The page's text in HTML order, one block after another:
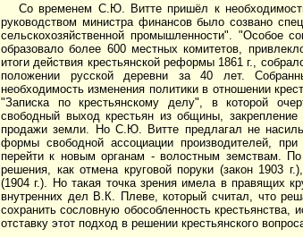
Со временем С.Ю. Витте пришёл к
руководством министра финансов было созвано
сельскохозяйственной промышленности". "Особое
образовало более 600 местных комитетов,
итоги действия крестьянской реформы 1861 г.,
положении русской деревни за 40 лет.
необходимость изменения политики в отношении
"Записка по крестьянскому делу", в которой
свободный выход крестьян из общины,
продажи земли. Но С.Ю. Витте предлагал не
формы свободной ассоциации производителей,
перейти к новым органам - волостным земствам.
решения, как отмена круговой поруки (закон 1903
(1904 г.). Но такая точка зрения имела в правящих
внутренних дел В.К. Плеве, который считал, что
сохранить сословную обособленность
отставку этот подход в решении крестьянского